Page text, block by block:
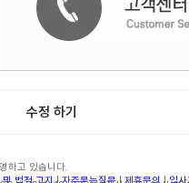
수정 하기